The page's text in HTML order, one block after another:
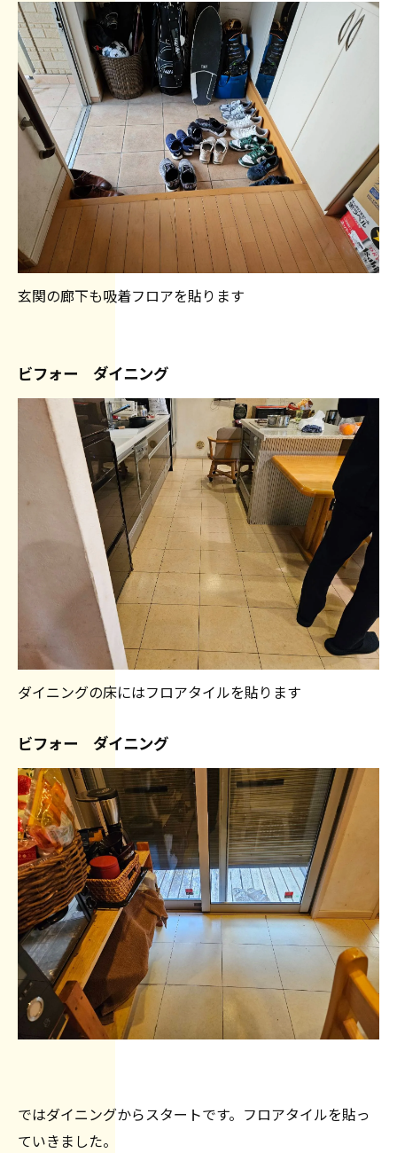
玄関の廊下も吸着フロアを貼ります
ビフォー ダイニング
ダイニングの床にはフロアタイルを貼ります
ビフォー ダイニング
ではダイニングからスタートです。フロアタイルを貼っ
ていきました。